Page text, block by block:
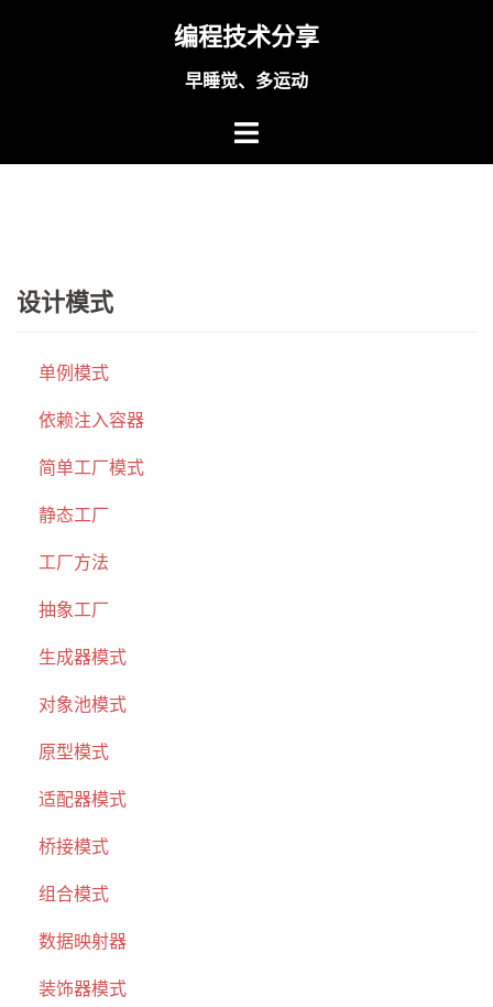
编程技术分享
早睡觉、多运动
设计模式
单例模式
依赖注入容器
简单工厂模式
静态工厂
工厂方法
抽象工厂
生成器模式
对象池模式
原型模式
适配器模式
桥接模式
组合模式
数据映射器
装饰器模式